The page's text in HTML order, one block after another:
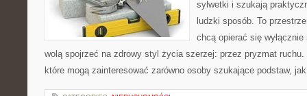
sylwetki i szukają
ludzki sposób. To
chcą opierać się
wolą spojrzeć na zdrowy styl życia szerzej: przez pryzmat
które mogą zainteresować zarówno osoby szukające podstaw,